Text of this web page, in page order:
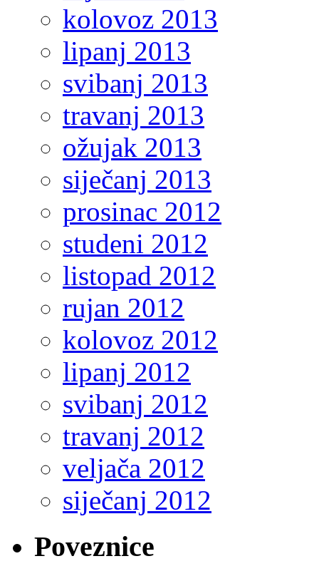
kolovoz 2013
lipanj 2013
svibanj 2013
travanj 2013
ožujak 2013
siječanj 2013
prosinac 2012
studeni 2012
listopad 2012
rujan 2012
kolovoz 2012
lipanj 2012
svibanj 2012
travanj 2012
veljača 2012
siječanj 2012
Poveznice